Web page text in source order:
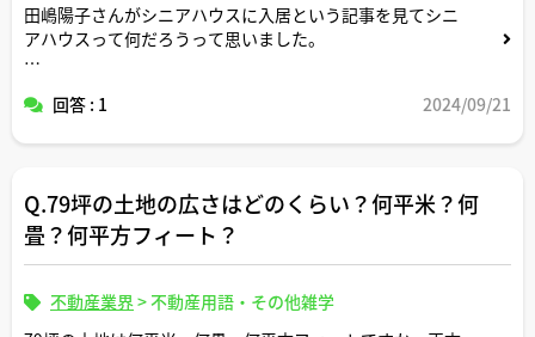
田嶋陽子さんがシニアハウスに入居という記事を見てシニ
アハウスって何だろうって思いました。
8f80668816eb6d85a5885f?page=1
回答 : 1 2024/09/21
Q.79坪の土地の広さはどのくらい？何平米？何
畳？何平方フィート？
不動産業界>不動産用語・その他雑学